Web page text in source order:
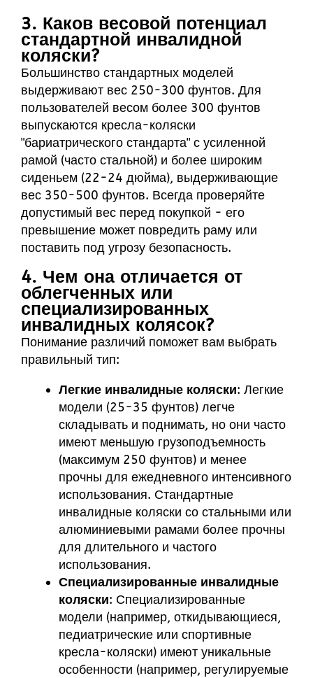
3. Каков весовой потенциал
стандартной инвалидной
коляски?
Большинство стандартных моделей
выдерживают вес 250-300 фунтов. Для
пользователей весом более 300 фунтов
выпускаются кресла-коляски
"бариатрического стандарта" с усиленной
рамой (часто стальной) и более широким
сиденьем (22-24 дюйма), выдерживающие
вес 350-500 фунтов. Всегда проверяйте
допустимый вес перед покупкой - его
превышение может повредить раму или
поставить под угрозу безопасность.
4. Чем она отличается от
облегченных или
специализированных
инвалидных колясок?
Понимание различий поможет вам выбрать
правильный тип:
Легкие инвалидные коляски: Легкие
модели (25-35 фунтов) легче
складывать и поднимать, но они часто
имеют меньшую грузоподъемность
(максимум 250 фунтов) и менее
прочны для ежедневного интенсивного
использования. Стандартные
инвалидные коляски со стальными или
алюминиевыми рамами более прочны
для длительного и частого
использования.
Специализированные инвалидные
коляски: Специализированные
модели (например, откидывающиеся,
педиатрические или спортивные
кресла-коляски) имеют уникальные
особенности (например, регулируемые